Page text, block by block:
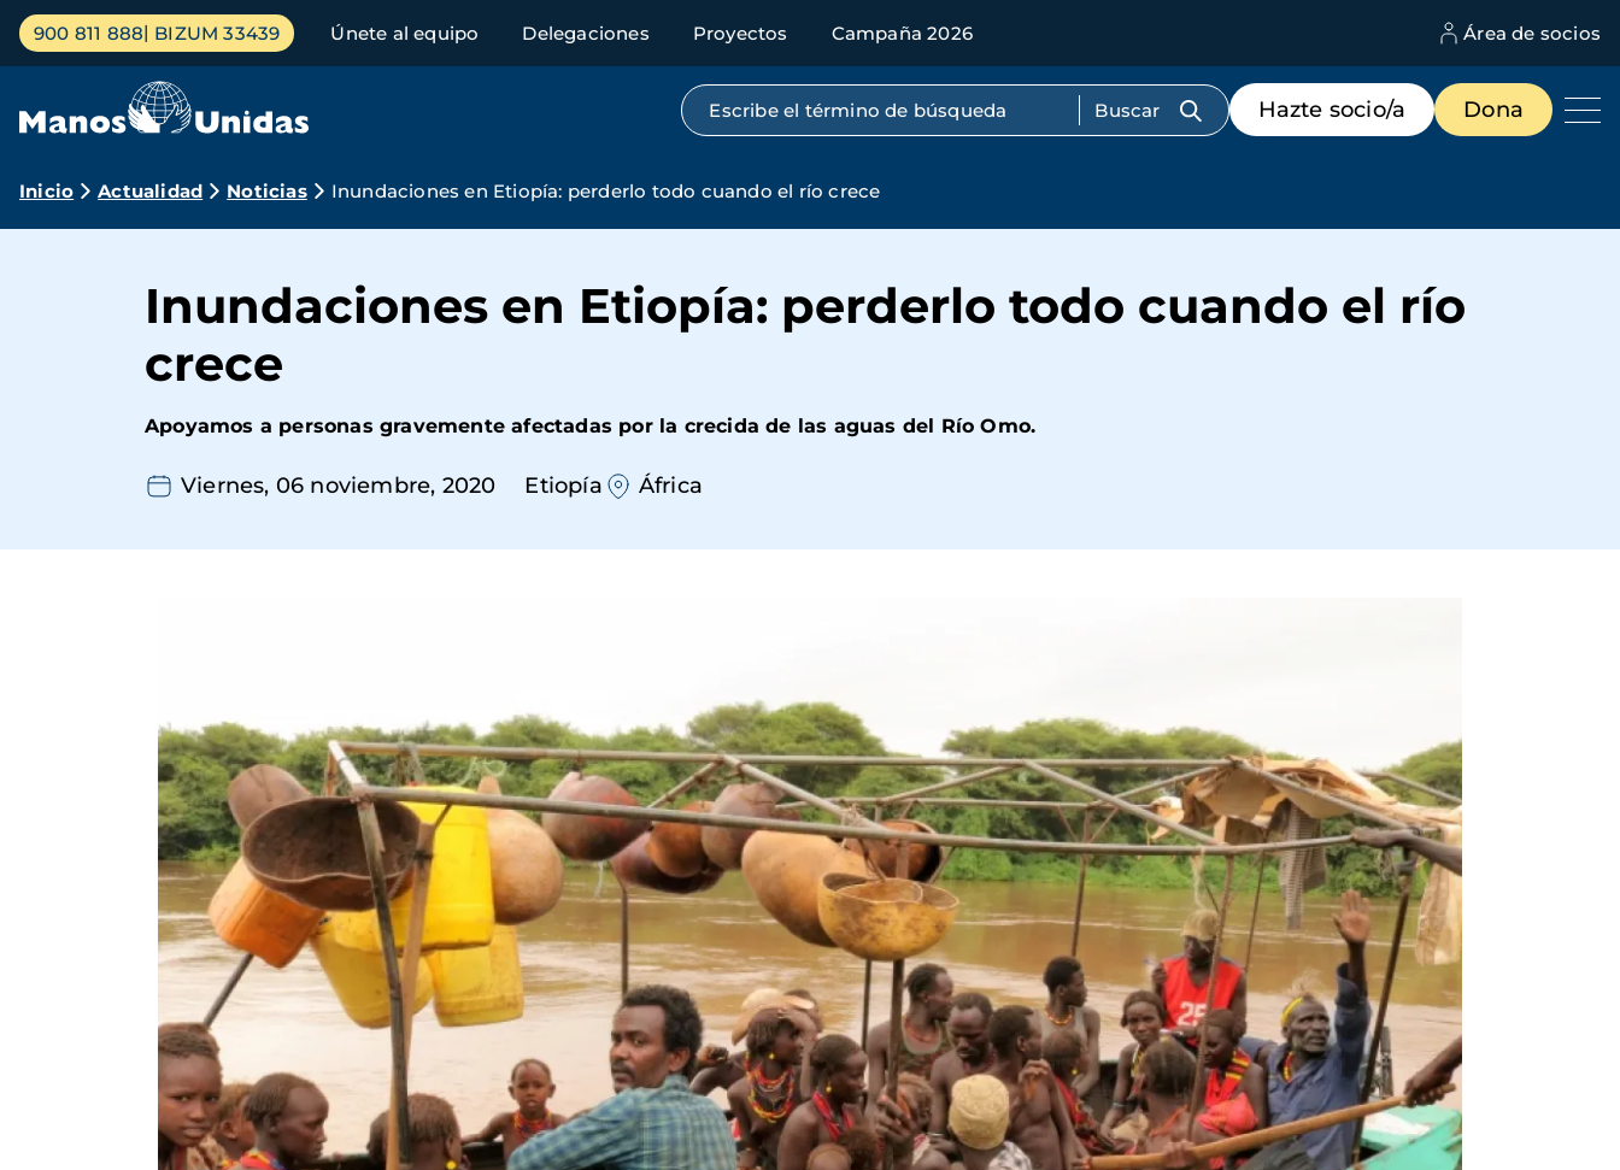
Pasar
contenido
Menú
principal
900 811 888 BIZUM 33439 Únete al equipo Delegaciones Proyectos Campaña 2026 Área de socios
Búsqueda por texto completo
Menú
de
destacados
Hazte socio/a Dona
Ruta
navegación
Inicio Actualidad Noticias Inundaciones en Etiopía: perderlo todo cuando el río crece
Inundaciones en Etiopía: perderlo todo cuando el río
crece
Apoyamos a personas gravemente afectadas por la crecida de las aguas del Río Omo.
Viernes, 06 noviembre, 2020 Etiopía África